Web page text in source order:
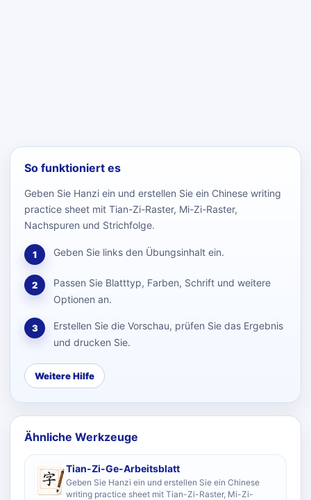
So funktioniert es
Geben Sie Hanzi ein und erstellen Sie ein Chinese writing
practice sheet mit Tian-Zi-Raster, Mi-Zi-Raster,
Nachspuren und Strichfolge.
1 Geben Sie links den Übungsinhalt ein.
2
Passen Sie Blatttyp, Farben, Schrift und weitere
Optionen an.
3
Erstellen Sie die Vorschau, prüfen Sie das Ergebnis
und drucken Sie.
Weitere Hilfe
Ähnliche Werkzeuge
Tian-Zi-Ge-Arbeitsblatt
Geben Sie Hanzi ein und erstellen Sie ein Chinese
writing practice sheet mit Tian-Zi-Raster, Mi-Zi-